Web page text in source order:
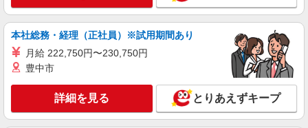
キープ 詳細を見る
アルバイト パート
株式会社フル・エフォート
【日払い、週払いOK！!】電話対応、パソコン
入力等の総務事務業務
時給1500円
本社総務・経理（正社員）※試用期間あり
月給 222,750円〜230,750円
豊中市
詳細を見る とりあえずキープ